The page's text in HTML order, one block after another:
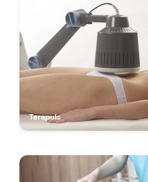
Terapuls